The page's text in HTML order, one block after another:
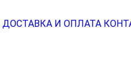
ДОСТАВКА И ОПЛАТА